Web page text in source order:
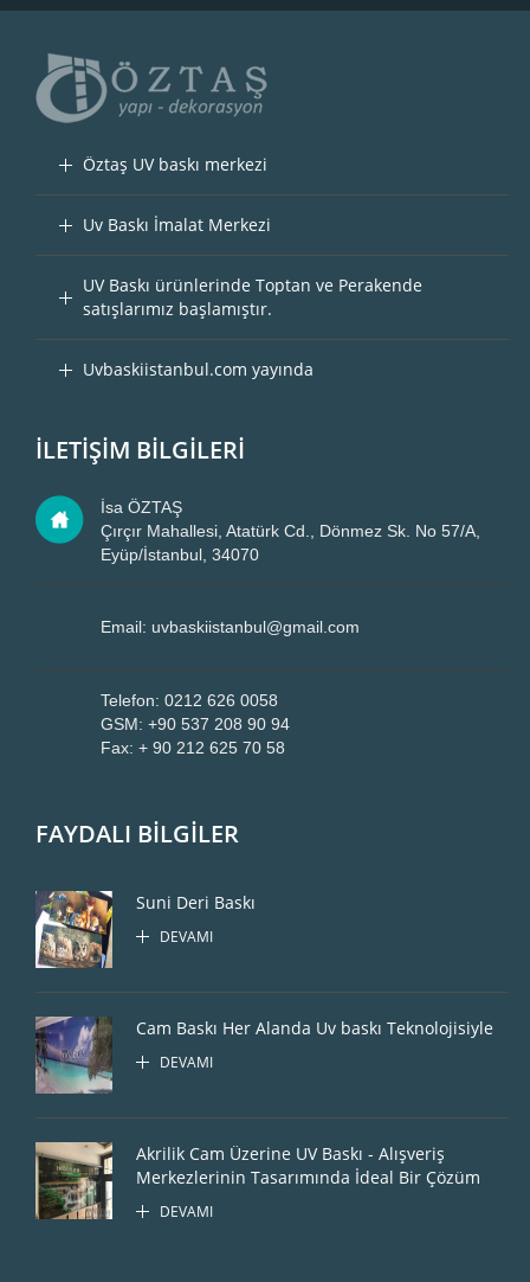
Öztaş UV baskı merkezi
Uv Baskı İmalat Merkezi
UV Baskı ürünlerinde Toptan ve Perakende
satışlarımız başlamıştır.
Uvbaskiistanbul.com yayında
İLETİŞİM BİLGİLERİ
İsa ÖZTAŞ
Çırçır Mahallesi, Atatürk Cd., Dönmez Sk. No 57/A,
Eyüp/İstanbul, 34070
Email: uvbaskiistanbul@gmail.com
Telefon: 0212 626 0058
GSM: +90 537 208 90 94
Fax: + 90 212 625 70 58
FAYDALI BİLGİLER
Suni Deri Baskı
DEVAMI
Cam Baskı Her Alanda Uv baskı Teknolojisiyle
DEVAMI
Akrilik Cam Üzerine UV Baskı - Alışveriş
Merkezlerinin Tasarımında İdeal Bir Çözüm
DEVAMI